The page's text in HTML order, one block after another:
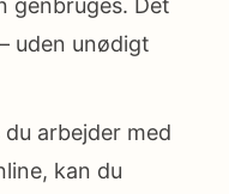
uden unødigt
du arbejder med
kan du